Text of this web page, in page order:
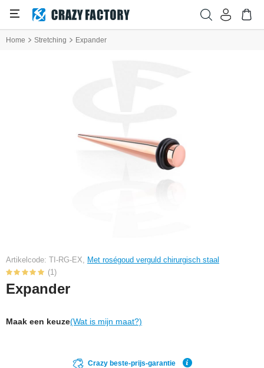
Home Stretching Expander
Artikelcode: TI-RG-EX, Met roségoud verguld chirurgisch staal
(1)
Expander
Maak een keuze(Wat is mijn maat?)
Crazy beste-prijs-garantie